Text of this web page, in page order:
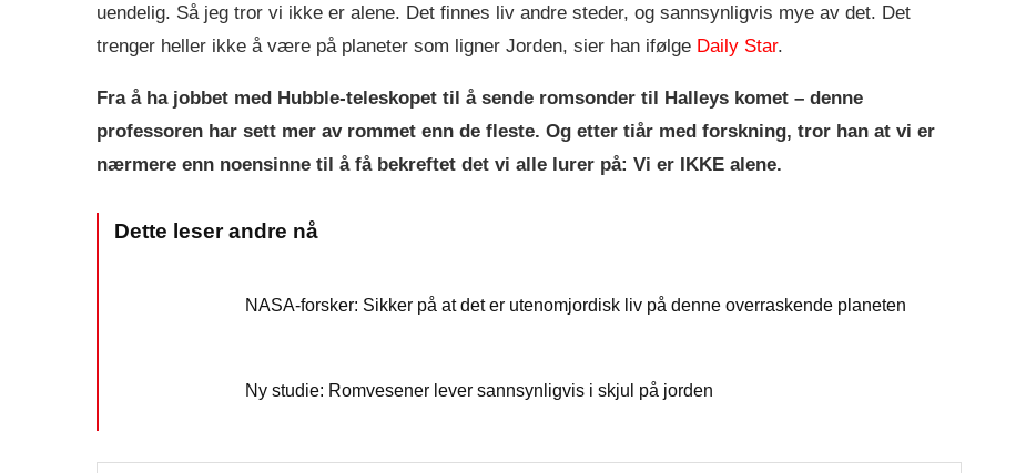
uendelig. Så jeg tror vi ikke er alene. Det finnes liv andre steder, og sannsynligvis mye av det. Det
trenger heller ikke å være på planeter som ligner Jorden, sier han ifølge Daily Star.
Fra å ha jobbet med Hubble-teleskopet til å sende romsonder til Halleys komet – denne
professoren har sett mer av rommet enn de fleste. Og etter tiår med forskning, tror han at vi er
nærmere enn noensinne til å få bekreftet det vi alle lurer på: Vi er IKKE alene.
NASA-forsker: Sikker på at det er utenomjordisk liv på denne overraskende planeten
Ny studie: Romvesener lever sannsynligvis i skjul på jorden